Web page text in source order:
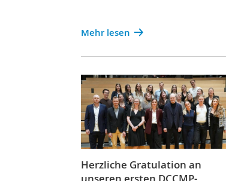
Mehr lesen
Herzliche Gratulation an